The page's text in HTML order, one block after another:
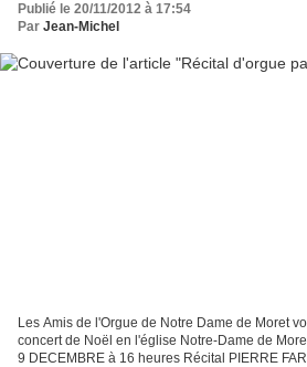
Publié le 20/11/2012 à 17:54
Par Jean-Michel
Les Amis de l'Orgue de Notre Dame de Moret
concert de Noël en l'église Notre-Dame de
9 DECEMBRE à 16 heures Récital PIERRE